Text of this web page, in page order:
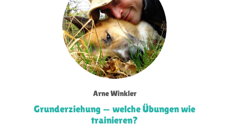
Arne Winkler
Grunderziehung — welche Übungen wie
trainieren?